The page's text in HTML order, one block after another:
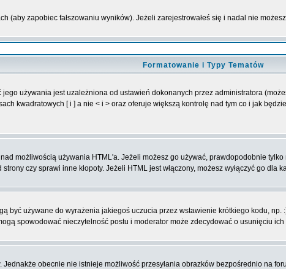
(aby zapobiec fałszowaniu wyników). Jeżeli zarejestrowałeś się i nadal nie
Formatowanie i Typy Tematów
używania jest uzależniona od ustawień dokonanych przez administratora
kwadratowych [ i ] a nie < i > oraz oferuje większą kontrolę nad tym co i jak
możliwością używania HTML'a. Jeżeli możesz go używać, prawdopodobnie
czy sprawi inne kłopoty. Jeżeli HTML jest włączony, możesz wyłączyć go
być używane do wyrażenia jakiegoś uczucia przez wstawienie krótkiego kodu,
spowodować nieczytelność postu i moderator może zdecydować o usunięciu ich
obecnie nie istnieje możliwość przesyłania obrazków bezpośrednio na